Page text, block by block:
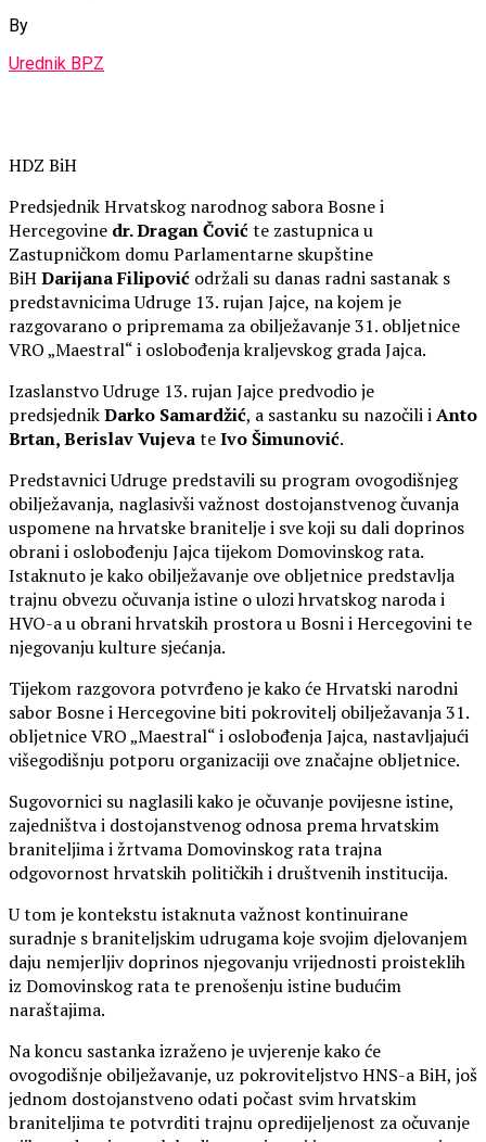
By
Urednik BPZ
HDZ BiH
Predsjednik Hrvatskog narodnog sabora Bosne i
Hercegovine dr. Dragan Čovićte zastupnica u
Zastupničkom domu Parlamentarne skupštine
BiHDarijana Filipović održali su danas radni sastanak s
predstavnicima Udruge 13. rujan Jajce, na kojem je
razgovarano o pripremama za obilježavanje 31. obljetnice
VRO „Maestral“ i oslobođenja kraljevskog grada Jajca.
Izaslanstvo Udruge 13. rujan Jajce predvodio je
predsjednikDarko Samardžić, a sastanku su nazočili iAnto
Brtan, Berislav VujevateIvo Šimunović.
Predstavnici Udruge predstavili su program ovogodišnjeg
obilježavanja, naglasivši važnost dostojanstvenog čuvanja
uspomene na hrvatske branitelje i sve koji su dali doprinos
obrani i oslobođenju Jajca tijekom Domovinskog rata.
Istaknuto je kako obilježavanje ove obljetnice predstavlja
trajnu obvezu očuvanja istine o ulozi hrvatskog naroda i
HVO-a u obrani hrvatskih prostora u Bosni i Hercegovini te
njegovanju kulture sjećanja.
Tijekom razgovora potvrđeno je kako će Hrvatski narodni
sabor Bosne i Hercegovine biti pokrovitelj obilježavanja 31.
obljetnice VRO „Maestral“ i oslobođenja Jajca, nastavljajući
višegodišnju potporu organizaciji ove značajne obljetnice.
Sugovornici su naglasili kako je očuvanje povijesne istine,
zajedništva i dostojanstvenog odnosa prema hrvatskim
braniteljima i žrtvama Domovinskog rata trajna
odgovornost hrvatskih političkih i društvenih institucija.
U tom je kontekstu istaknuta važnost kontinuirane
suradnje s braniteljskim udrugama koje svojim djelovanjem
daju nemjerljiv doprinos njegovanju vrijednosti proisteklih
iz Domovinskog rata te prenošenju istine budućim
naraštajima.
Na koncu sastanka izraženo je uvjerenje kako će
ovogodišnje obilježavanje, uz pokroviteljstvo HNS-a BiH, još
jednom dostojanstveno odati počast svim hrvatskim
braniteljima te potvrditi trajnu opredijeljenost za očuvanje